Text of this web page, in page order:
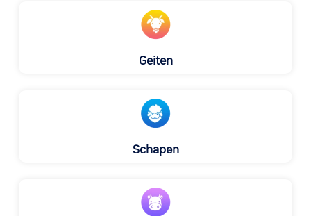
Geiten
Schapen